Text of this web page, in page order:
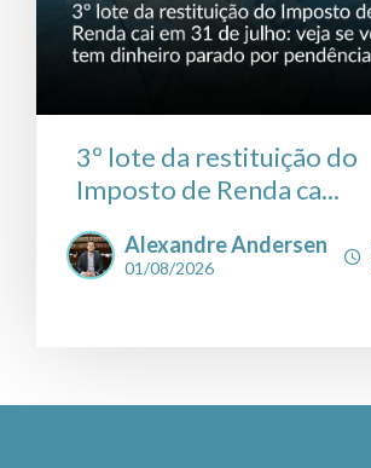
3º lote da restituição do
Imposto de Renda ca...
Alexandre Andersen
01/08/2026